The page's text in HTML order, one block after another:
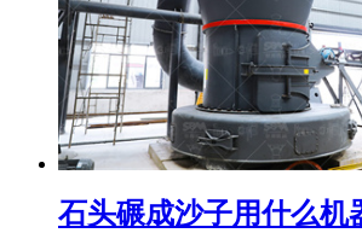
石头碾成沙子用什么机